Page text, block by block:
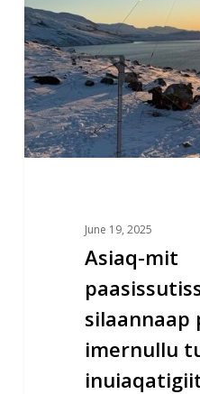
tunngasut
inuiaqatigiit
aningaasaqarnerannut
sunniuteqartussatut
tunniunneqarput
June 19, 2025
Asiaq-mit
silaannaap
imernullu